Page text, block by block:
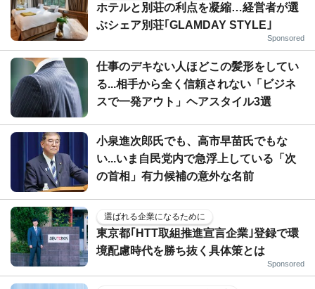
ホテルと別荘の利点を凝縮…経営者が選
ぶシェア別荘｢GLAMDAY STYLE｣
Sponsored
仕事のデキない人ほどこの髪形をしてい
る...相手から全く信頼されない「ビジネ
スで一発アウト」ヘアスタイル3選
小泉進次郎氏でも、高市早苗氏でもな
い...いま自民党内で急浮上している「次
の首相」有力候補の意外な名前
選ばれる企業になるために
東京都｢HTT取組推進宣言企業｣登録で環
境配慮時代を勝ち抜く具体策とは
Sponsored